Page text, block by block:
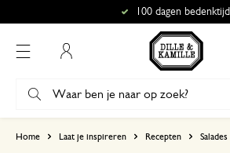
100 dagen bedenktijd
Home Laat je inspireren Recepten Salades